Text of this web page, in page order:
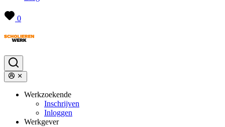
0
Werkzoekende
Inschrijven
Inloggen
Werkgever